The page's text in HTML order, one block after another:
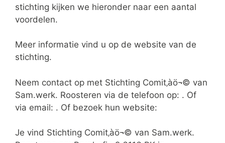
stichting kijken we hieronder naar een aantal
voordelen.
Meer informatie vind u op de website van de
stichting.
Neem contact op met Stichting Comit‚àö¬© van
Sam.werk. Roosteren via de telefoon op: . Of
via email: . Of bezoek hun website:
Je vind Stichting Comit‚àö¬© van Sam.werk.